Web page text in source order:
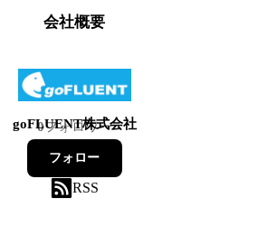
会社概要
goFLUENT株式会社
0フォロワー
フォロー
RSS